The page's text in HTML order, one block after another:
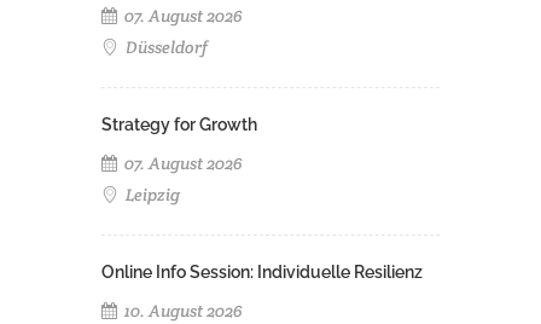
07. August 2026
Düsseldorf
Strategy for Growth
07. August 2026
Leipzig
Online Info Session: Individuelle Resilienz
10. August 2026